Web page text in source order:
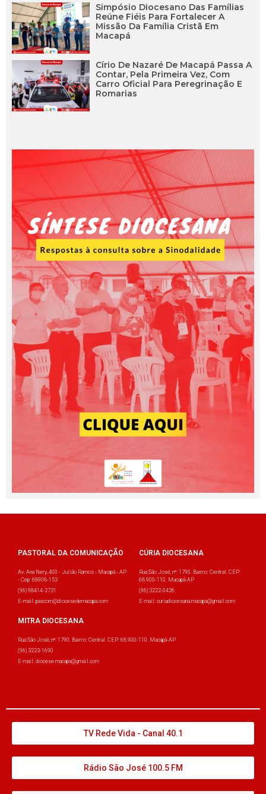
Simpósio Diocesano Das Famílias
Reúne Fiéis Para Fortalecer A
Missão Da Família Cristã Em
Macapá
Círio De Nazaré De Macapá Passa A
Contar, Pela Primeira Vez, Com
Carro Oficial Para Peregrinação E
Romarias
PASTORAL DA COMUNICAÇÃO
Av. Ana Nery, 400 - Julião Ramos - Macapá - AP
- Cep: 68908-153
(96) 98414-2731
E-mail: pascom@diocesedemacapa.com
CÚRIA DIOCESANA
Rua São José, nº: 1790. Bairro: Central. CEP:
68.900-110. Macapá-AP
(96) 3222-0426
E-mail: curiadiocesana.macapa@gmail.com
MITRA DIOCESANA
Rua São José, nº: 1790. Bairro: Central. CEP: 68.900-110. Macapá-AP
(96) 3223-1690
E-mail: diocese.macapa@gmail.com
TV Rede Vida - Canal 40.1
Rádio São José 100.5 FM